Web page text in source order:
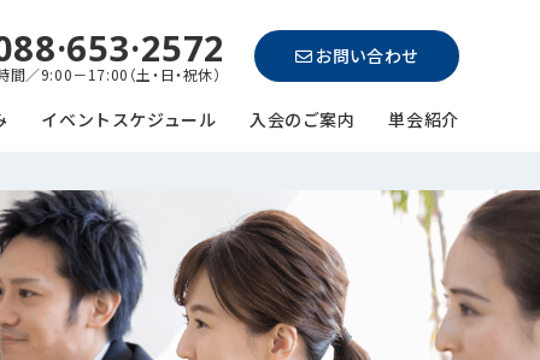
間／9:00－17:00（土・日・祝休）
お問い合わせ
イベントスケジュール 入会のご案内 単会紹介